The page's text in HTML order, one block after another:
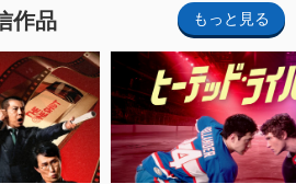
作品 もっと見る